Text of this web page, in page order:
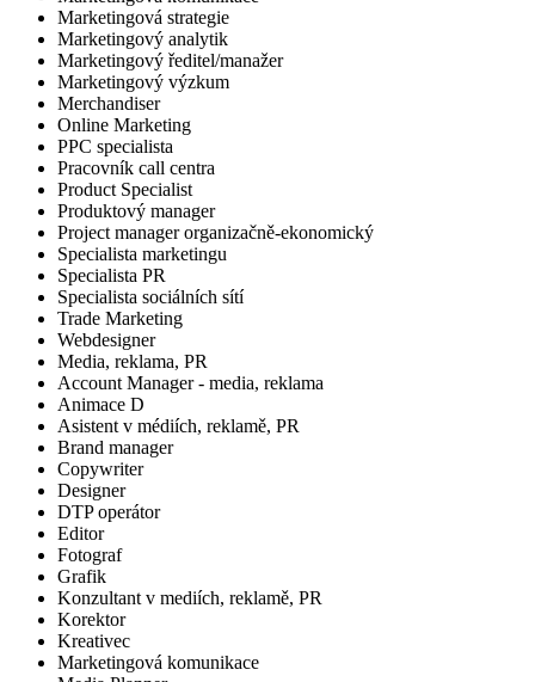
Marketingová strategie
Marketingový analytik
Marketingový ředitel/manažer
Marketingový výzkum
Merchandiser
Online Marketing
PPC specialista
Pracovník call centra
Product Specialist
Produktový manager
Project manager organizačně-ekonomický
Specialista marketingu
Specialista PR
Specialista sociálních sítí
Trade Marketing
Webdesigner
Media, reklama, PR
Account Manager - media, reklama
Animace D
Asistent v médiích, reklamě, PR
Brand manager
Copywriter
Designer
DTP operátor
Editor
Fotograf
Grafik
Konzultant v mediích, reklamě, PR
Korektor
Kreativec
Marketingová komunikace